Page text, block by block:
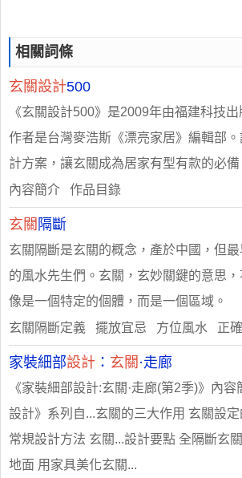
相關詞條
玄關設計500
《玄關設計500》是2009年由福建科技出
作者是台灣麥浩斯《漂亮家居》編輯部
計方案，讓玄關成為居家有型有款的必備
內容簡介 作品目錄
玄關 隔斷
玄關隔斷是玄關的概念，產於中國，但
的風水先生們。玄關，玄妙關鍵的意思
像是一個特定的個體，而是一個區域。
玄關隔斷定義 擺放宜忌 方位風水 正
家裝細部設計 ： 玄關 ·走廊
《家裝細部設計:玄關·走廊(第2季)》內
設計》系列自...玄關的三大作用 玄關設
常規設計方法 玄關...設計要點 全隔斷玄
地面 用家具美化玄關...